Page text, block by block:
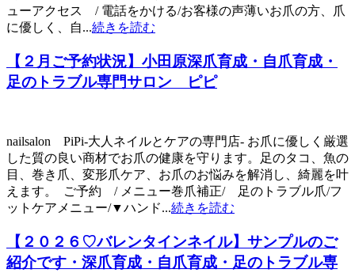
ューアクセス / 電話をかける/お客様の声薄いお爪の方、爪
に優しく、自...続きを読む
【２月ご予約状況】小田原深爪育成・自爪育成・
足のトラブル専門サロン ピピ
nailsalon PiPi-大人ネイルとケアの専門店- お爪に優しく厳選
した質の良い商材でお爪の健康を守ります。足のタコ、魚の
目、巻き爪、変形爪ケア、お爪のお悩みを解消し、綺麗を叶
えます。 ご予約 / メニュー巻爪補正/ 足のトラブル爪/フ
ットケアメニュー/▼ハンド...続きを読む
【２０２６♡バレンタインネイル】サンプルのご
紹介です・深爪育成・自爪育成・足のトラブル専